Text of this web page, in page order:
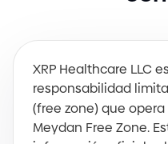
XRP Healthcare LLC
responsabilidad
(free zone)que
Meydan Free Zone.